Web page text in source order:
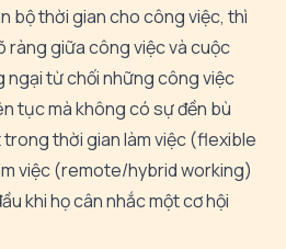
bộ thời gian cho công việc, thì
ràng giữa công việc và cuộc
ngại từ chối những công việc
tục mà không có sự đền bù
thời gian làm việc (flexible
việc (remote/hybrid working)
khi họ cân nhắc một cơ hội